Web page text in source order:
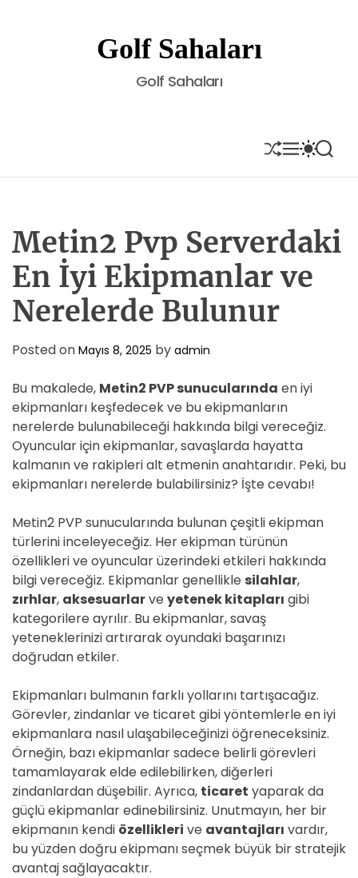
t
Golf Sahaları
Golf Sahaları
S
H
U
E
M
E
N
S
W
I
C
O
O
R
S
E
A
Metin2 Pvp Serverdaki
En İyi Ekipmanlar ve
Nerelerde Bulunur
Posted on Mayıs 8, 2025 by admin
Bu makalede, Metin2 PVP sunucularında en iyi
ekipmanları keşfedecek ve bu ekipmanların
nerelerde bulunabileceği hakkında bilgi vereceğiz.
Oyuncular için ekipmanlar, savaşlarda hayatta
kalmanın ve rakipleri alt etmenin anahtarıdır. Peki, bu
ekipmanları nerelerde bulabilirsiniz? İşte cevabı!
Metin2 PVP sunucularında bulunan çeşitli ekipman
türlerini inceleyeceğiz. Her ekipman türünün
özellikleri ve oyuncular üzerindeki etkileri hakkında
bilgi vereceğiz. Ekipmanlar genellikle silahlar,
zırhlar, aksesuarlarve yetenek kitapları gibi
kategorilere ayrılır. Bu ekipmanlar, savaş
yeteneklerinizi artırarak oyundaki başarınızı
doğrudan etkiler.
Ekipmanları bulmanın farklı yollarını tartışacağız.
Görevler, zindanlar ve ticaret gibi yöntemlerle en iyi
ekipmanlara nasıl ulaşabileceğinizi öğreneceksiniz.
Örneğin, bazı ekipmanlar sadece belirli görevleri
tamamlayarak elde edilebilirken, diğerleri
zindanlardan düşebilir. Ayrıca, ticaret yaparak da
güçlü ekipmanlar edinebilirsiniz. Unutmayın, her bir
ekipmanın kendi özellikleri ve avantajları vardır,
bu yüzden doğru ekipmanı seçmek büyük bir stratejik
avantaj sağlayacaktır.